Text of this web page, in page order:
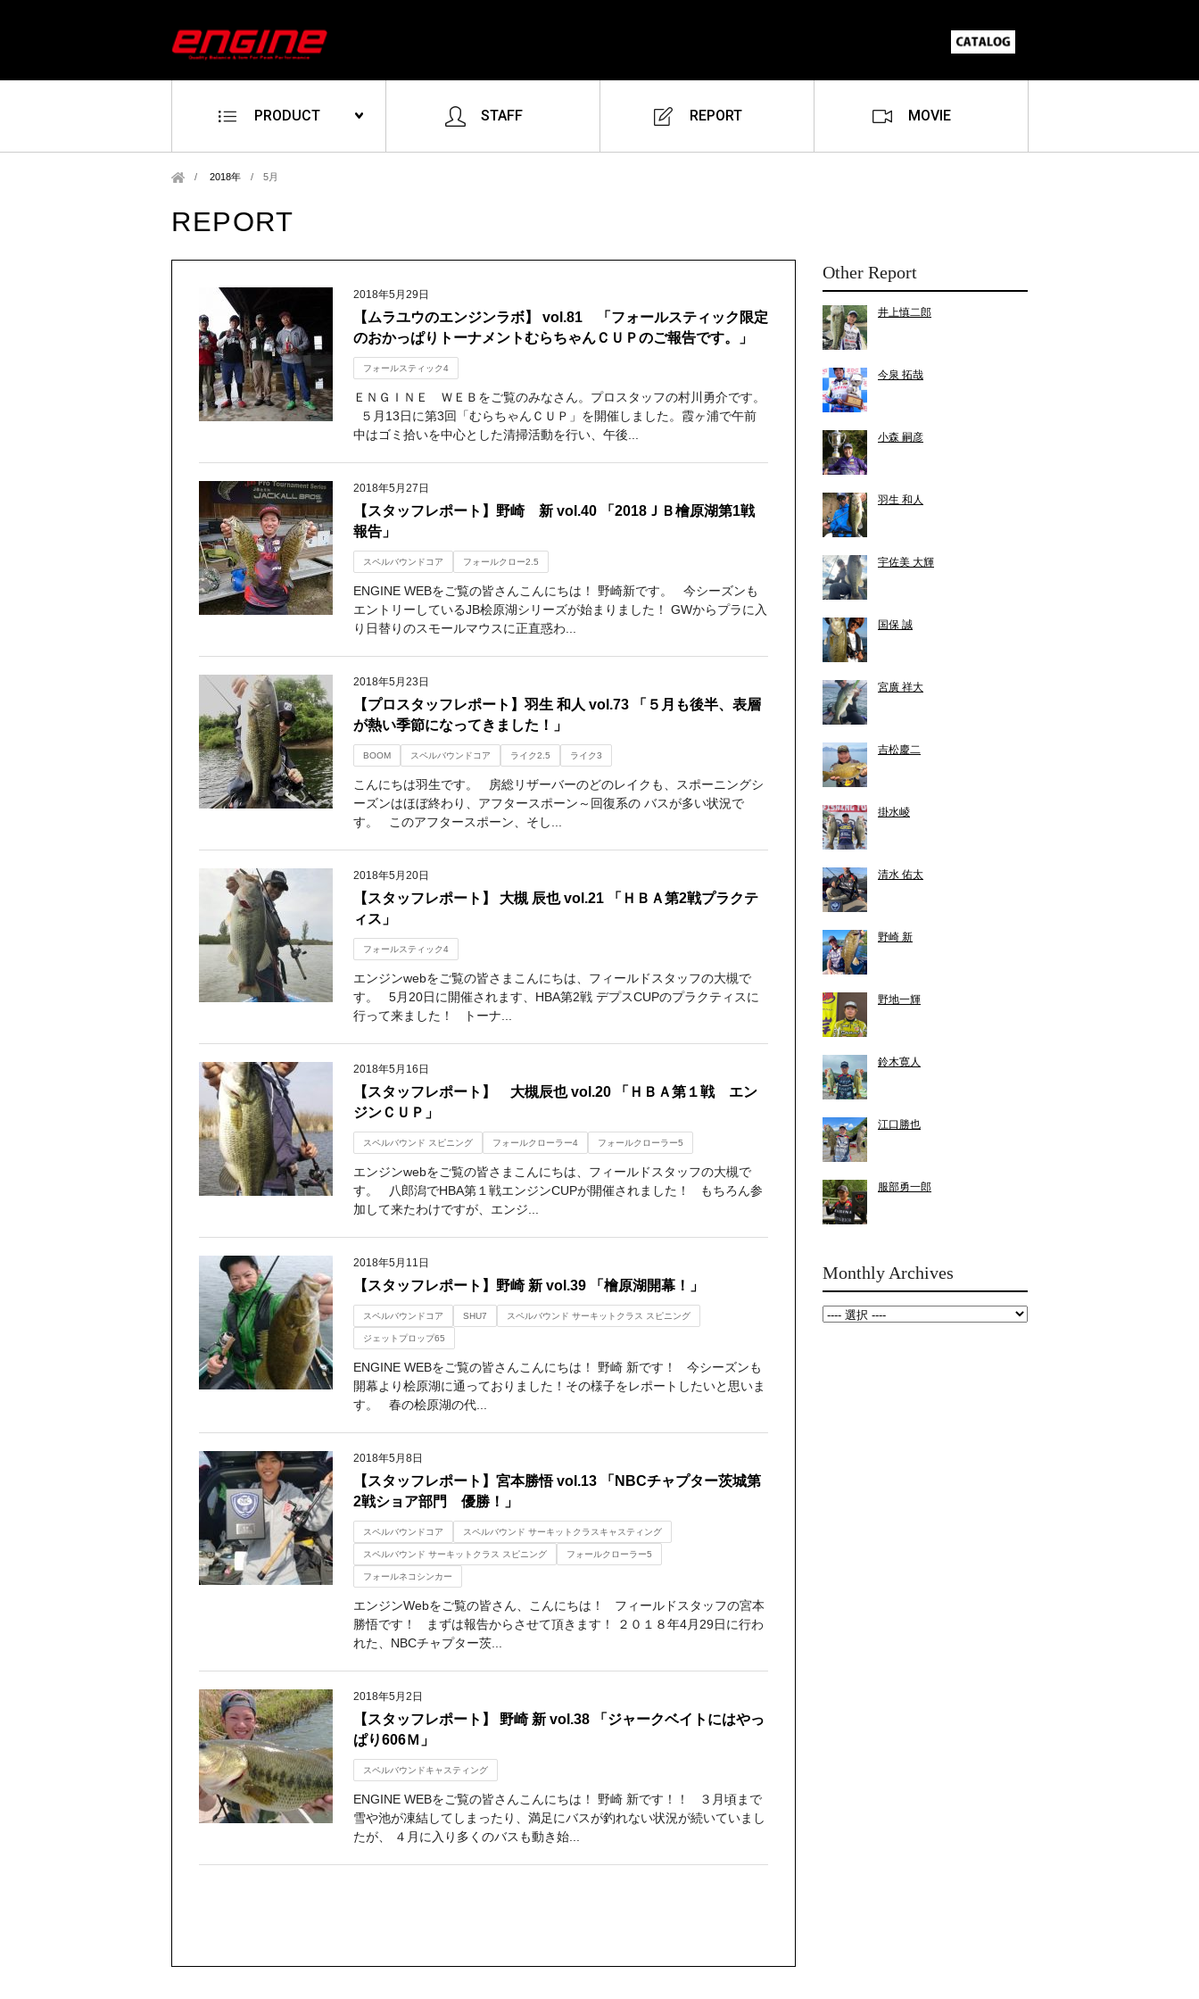
PRODUCT STAFF REPORT MOVIE
2018年 /5月
REPORT
2018年5月29日
【ムラユウのエンジンラボ】 vol.81 「フォールスティック限定
のおかっぱりトーナメントむらちゃんＣＵＰのご報告です。」
フォールスティック4
ＥＮＧＩＮＥ ＷＥＢをご覧のみなさん。プロスタッフの村川勇介です。
５月13日に第3回「むらちゃんＣＵＰ」を開催しました。霞ヶ浦で午前
中はゴミ拾いを中心とした清掃活動を行い、午後...
2018年5月27日
【スタッフレポート】野崎 新 vol.40 「2018ＪＢ檜原湖第1戦
報告」
スペルバウンドコア フォールクロー2.5
ENGINE WEBをご覧の皆さんこんにちは！ 野崎新です。 今シーズンも
エントリーしているJB桧原湖シリーズが始まりました！ GWからプラに入
り日替りのスモールマウスに正直惑わ...
2018年5月23日
【プロスタッフレポート】羽生 和人 vol.73 「５月も後半、表層
が熱い季節になってきました！」
BOOM スペルバウンドコア ライク2.5 ライク3
こんにちは羽生です。 房総リザーバーのどのレイクも、スポーニングシ
ーズンはほぼ終わり、アフタースポーン～回復系の バスが多い状況で
す。 このアフタースポーン、そし...
2018年5月20日
【スタッフレポート】 大槻 辰也 vol.21 「ＨＢＡ第2戦プラクテ
ィス」
フォールスティック4
エンジンwebをご覧の皆さまこんにちは、フィールドスタッフの大槻で
す。 5月20日に開催されます、HBA第2戦 デプスCUPのプラクティスに
行って来ました！ トーナ...
2018年5月16日
【スタッフレポート】 大槻辰也 vol.20 「ＨＢＡ第１戦 エン
ジンＣＵＰ」
スペルバウンド スピニング フォールクローラー4 フォールクローラー5
エンジンwebをご覧の皆さまこんにちは、フィールドスタッフの大槻で
す。 八郎潟でHBA第１戦エンジンCUPが開催されました！ もちろん参
加して来たわけですが、エンジ...
2018年5月11日
【スタッフレポート】野崎 新 vol.39 「檜原湖開幕！」
スペルバウンドコア SHU7 スペルバウンド サーキットクラス スピニング
ジェットプロップ65
ENGINE WEBをご覧の皆さんこんにちは！ 野崎 新です！ 今シーズンも
開幕より桧原湖に通っておりました！その様子をレポートしたいと思いま
す。 春の桧原湖の代...
2018年5月8日
【スタッフレポート】宮本勝悟 vol.13 「NBCチャプター茨城第
2戦ショア部門 優勝！」
スペルバウンドコア スペルバウンド サーキットクラスキャスティング
スペルバウンド サーキットクラス スピニング フォールクローラー5
フォールネコシンカー
エンジンWebをご覧の皆さん、こんにちは！ フィールドスタッフの宮本
勝悟です！ まずは報告からさせて頂きます！ ２０１８年4月29日に行わ
れた、NBCチャプター茨...
2018年5月2日
【スタッフレポート】 野崎 新 vol.38 「ジャークベイトにはやっ
ぱり606Ｍ」
スペルバウンドキャスティング
ENGINE WEBをご覧の皆さんこんにちは！ 野崎 新です！！ ３月頃まで
雪や池が凍結してしまったり、満足にバスが釣れない状況が続いていまし
たが、 ４月に入り多くのバスも動き始...
Other Report
井上慎二郎
今泉 拓哉
小森 嗣彦
羽生 和人
宇佐美 大輝
国保 誠
宮廣 祥大
吉松慶二
掛水崚
清水 佑太
野崎 新
野地一輝
鈴木寛人
江口勝也
服部勇一郎
Monthly Archives